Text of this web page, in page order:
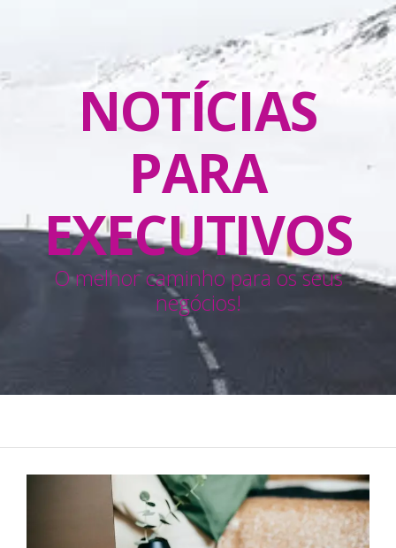
NOTÍCIAS
PARA
EXECUTIVOS
O melhor caminho para os seus
negócios!